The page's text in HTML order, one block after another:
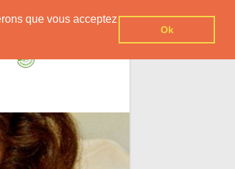
que vous acceptez
Ok